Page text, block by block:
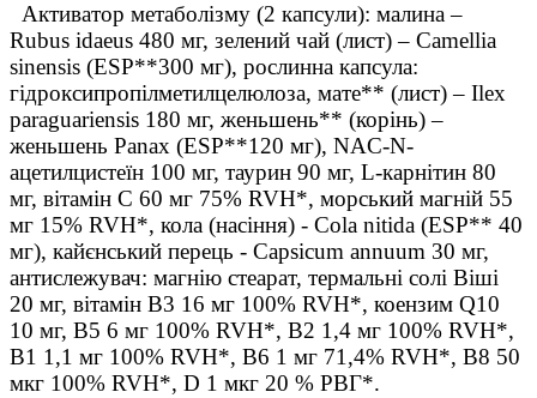
Активатор метаболізму (2 капсули): малина –
Rubus idaeus 480 мг, зелений чай (лист) – Camellia
sinensis (ESP**300 мг), рослинна капсула:
гідроксипропілметилцелюлоза, мате** (лист) – Ilex
paraguariensis 180 мг, женьшень** (корінь) –
женьшень Panax (ESP**120 мг), NAC-N-
ацетилцистеїн 100 мг, таурин 90 мг, L-карнітин 80
мг, вітамін С 60 мг 75% RVH*, морський магній 55
мг 15% RVH*, кола (насіння) - Cola nitida (ESP** 40
мг), кайєнський перець - Capsicum annuum 30 мг,
антислежувач: магнію стеарат, термальні солі Віші
20 мг, вітамін B3 16 мг 100% RVH*, коензим Q10
10 мг, B5 6 мг 100% RVH*, B2 1,4 мг 100% RVH*,
B1 1,1 мг 100% RVH*, B6 1 мг 71,4% RVH*, B8 50
мкг 100% RVH*, D 1 мкг 20 % РВГ*.